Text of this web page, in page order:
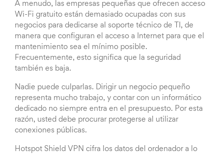
A menudo, las empresas pequeñas que ofrecen acceso
Wi-Fi gratuito están demasiado ocupadas con sus
negocios para dedicarse al soporte técnico de TI, de
manera que configuran el acceso a Internet para que el
mantenimiento sea el mínimo posible.
Frecuentemente, esto significa que la seguridad
también es baja.
Nadie puede culparlas. Dirigir un negocio pequeño
representa mucho trabajo, y contar con un informático
dedicado no siempre entra en el presupuesto. Por esta
razón, usted debe procurar protegerse al utilizar
conexiones públicas.
Hotspot Shield VPN cifra los datos del ordenador a lo